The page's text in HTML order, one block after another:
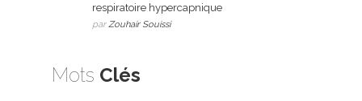
respiratoire hypercapnique
parZouhair Souissi
Mots Clés